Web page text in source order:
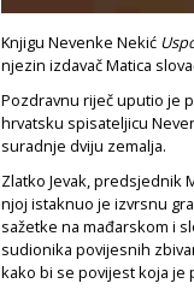
Knjigu Nevenke Nekić
njezin izdavač Matica
Pozdravnu riječ uputio je
hrvatsku spisateljicu
suradnje dviju zemalja.
Zlatko Jevak, predsjednik
njoj istaknuo je izvrsnu
sažetke na mađarskom i
sudionika povijesnih
kako bi se povijest koja je